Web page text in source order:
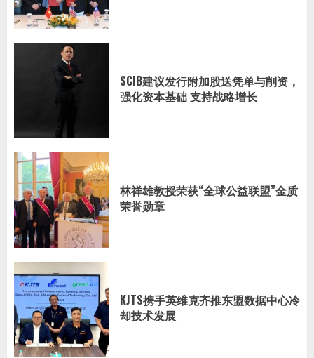
SCIB建议发行附加股送凭单与削资，
强化资本基础 支持战略增长
林祥雄教授荣获“全球公益联盟”金质
荣誉勋章
KJTS携手英维克齐推东盟数据中心冷
却技术发展